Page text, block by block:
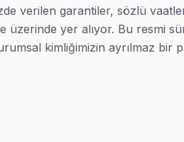
verilen garantiler, sözlü vaatler
üzerinde yer alıyor. Bu resmi
kimliğimizin ayrılmaz bir